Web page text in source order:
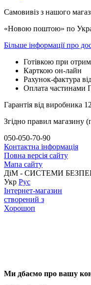
Самовивіз з нашого
«Новою поштою» по
Більше інформації про
Готівкою при
Карткою он-лайн
Рахунок-фактура
Оплата частинами
Гарантія від виробника
Згідно правил магазину
050-050-70-90
Контактна інформація
Повна версія сайту
Мапа сайту
ДіМ - СИСТЕМИ
Укр Рус
Інтернет-магазин
створений з
Хорошоп
Ми дбаємо про вашу